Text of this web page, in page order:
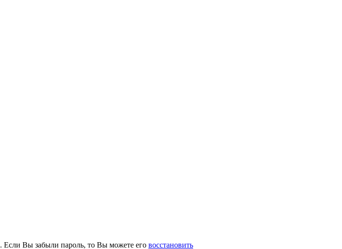
. Если Вы забыли пароль, то Вы можете его восстановить